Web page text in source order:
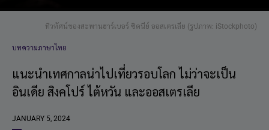
ทิวทัศน์ของสะพานฮาร์เบอร์ ซิดนีย์ ออสเตรเลีย (รูปภาพ: iStockphoto)
บทความภาษาไทย
แนะนำเทศกาลน่าไปเที่ยวรอบโลก ไม่ว่าจะเป็น
อินเดีย สิงคโปร์ ไต้หวัน และออสเตรเลีย
JANUARY 5, 2024